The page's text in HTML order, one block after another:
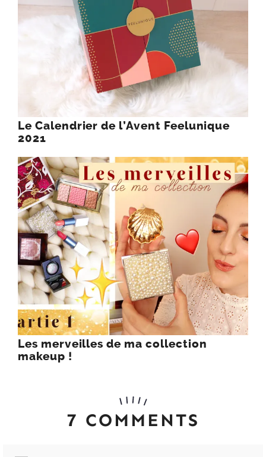
Le Calendrier de l’Avent Feelunique
2021
Les merveilles de ma collection
makeup !
7 COMMENTS